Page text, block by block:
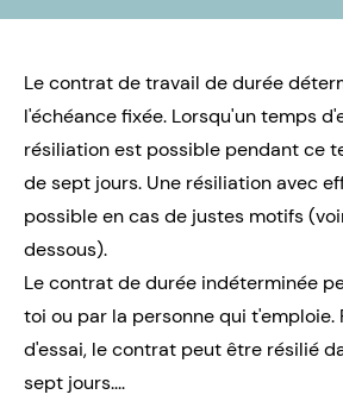
Le contrat de travail de durée
l'échéance fixée. Lorsqu'un temps
résiliation est possible pendant ce
de sept jours. Une résiliation avec
possible en cas de justes motifs
dessous).
Le contrat de durée indéterminée
toi ou par la personne qui t'emploie.
d'essai, le contrat peut être résilié
sept jours....